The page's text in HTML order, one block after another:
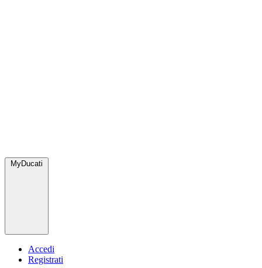
MyDucati
Accedi
Registrati